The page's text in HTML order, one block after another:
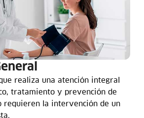
realiza una atención integral
tratamiento y prevención de
requieren la intervención de un